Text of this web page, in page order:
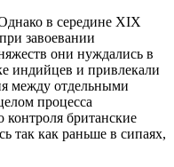
в середине XIX
завоевании
они нуждались в
индийцев и привлекали
между отдельными
процесса
контроля британские
так как раньше в сипаях,